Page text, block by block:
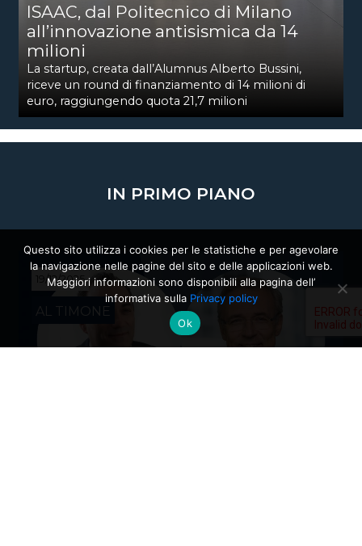
ISAAC, dal Politecnico di Milano
all’innovazione antisismica da 14
milioni
La startup, creata dall’Alumnus Alberto Bussini,
riceve un round di finanziamento di 14 milioni di
euro, raggiungendo quota 21,7 milioni
IN PRIMO PIANO
19/12/2025
AL TIMONE
Questo sito utilizza i cookies per le statistiche e per agevolare
la navigazione nelle pagine del sito e delle applicazioni web.
Maggiori informazioni sono disponibili alla pagina dell’
informativa sulla Privacy policy
Ok